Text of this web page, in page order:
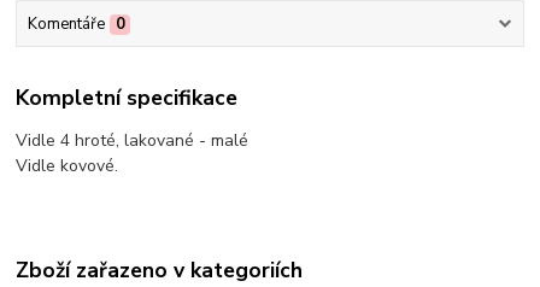
Komentáře 0
Kompletní specifikace
Vidle 4 hroté, lakované - malé
Vidle kovové.
Zboží zařazeno v kategoriích